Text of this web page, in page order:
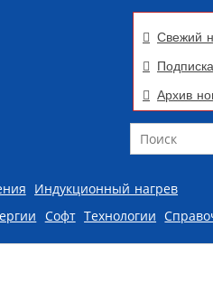
Свежий
Подписка
Архив
Поиск
Индукционный нагрев
Софт Технологии